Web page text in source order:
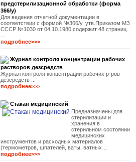
предстерилизационной обработки (форма
366/у)
Для ведения отчетной документации в
соответствии с формой №366/у, утв.Приказом МЗ
СССР №1030 от 04.10.1980,содержит 48 страниц.
подробнее>>>
Журнал контроля концентрации рабочих
растворов дезсредств
Журнал контроля концентрации рабочих р-ров
дезсредств ...
подробнее>>>
Стакан медицинский
Предназначены для
стерилизации и
хранения в
стерильном состоянии
медицинских
инструментов и расходных материалов
(термометров, шпателей, ваты, ватных ...
подробнее>>>